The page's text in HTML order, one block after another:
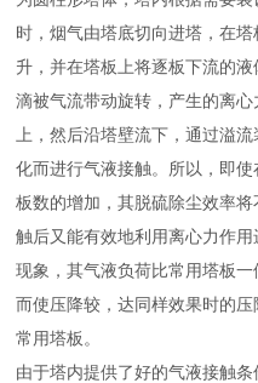
时，烟气由塔底切向进塔，在
升，并在塔板上将逐板下流的
滴被气流带动旋转，产生的离
上，然后沿塔壁流下，通过溢
化而进行气液接触。所以，即
板数的增加，其脱硫除尘效率
触后又能有效地利用离心力作
现象，其气液负荷比常用塔板
而使压降较，达同样效果时的
常用塔板。
由于塔内提供了好的气液接触